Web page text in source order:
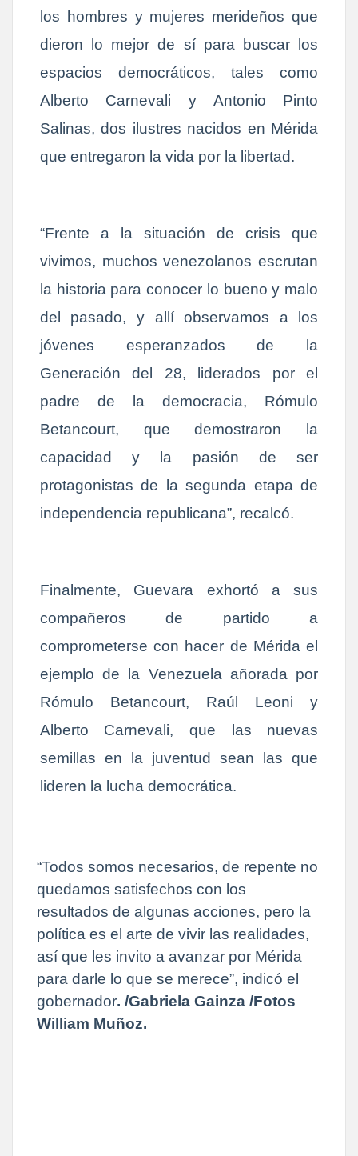
los hombres y mujeres merideños que
dieron lo mejor de sí para buscar los
espacios democráticos, tales como
Alberto Carnevali y Antonio Pinto
Salinas, dos ilustres nacidos en Mérida
que entregaron la vida por la libertad.
“Frente a la situación de crisis que
vivimos, muchos venezolanos escrutan
la historia para conocer lo bueno y malo
del pasado, y allí observamos a los
jóvenes esperanzados de la
Generación del 28, liderados por el
padre de la democracia, Rómulo
Betancourt, que demostraron la
capacidad y la pasión de ser
protagonistas de la segunda etapa de
independencia republicana”, recalcó.
Finalmente, Guevara exhortó a sus
compañeros de partido a
comprometerse con hacer de Mérida el
ejemplo de la Venezuela añorada por
Rómulo Betancourt, Raúl Leoni y
Alberto Carnevali, que las nuevas
semillas en la juventud sean las que
lideren la lucha democrática.
“Todos somos necesarios, de repente no
quedamos satisfechos con los
resultados de algunas acciones, pero la
política es el arte de vivir las realidades,
así que les invito a avanzar por Mérida
para darle lo que se merece”, indicó el
gobernador. /Gabriela Gainza /Fotos
William Muñoz.